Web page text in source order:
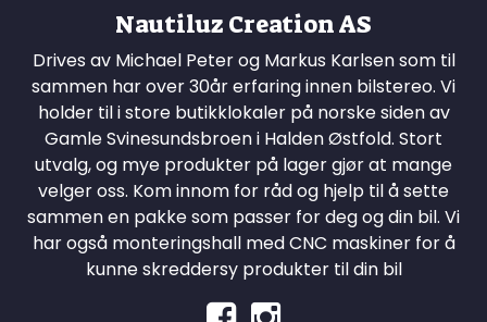
Nautiluz Creation AS
Drives av Michael Peter og Markus Karlsen som til
sammen har over 30år erfaring innen bilstereo. Vi
holder til i store butikklokaler på norske siden av
Gamle Svinesundsbroen i Halden Østfold. Stort
utvalg, og mye produkter på lager gjør at mange
velger oss. Kom innom for råd og hjelp til å sette
sammen en pakke som passer for deg og din bil. Vi
har også monteringshall med CNC maskiner for å
kunne skreddersy produkter til din bil